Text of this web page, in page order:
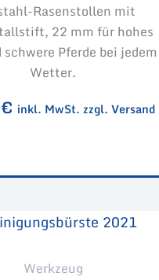
Rasenstollen mit
22 mm für hohes
schwere Pferde bei jedem
Wetter.
€ inkl. MwSt. zzgl. Versand
Werkzeug